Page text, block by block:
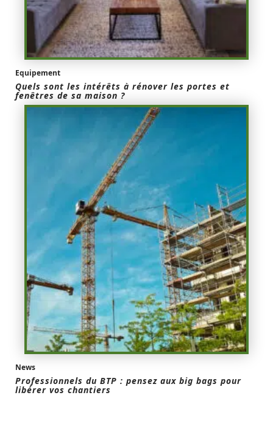
Equipement
Quels sont les intérêts à rénover les portes et
fenêtres de sa maison ?
News
Professionnels du BTP : pensez aux big bags pour
libérer vos chantiers